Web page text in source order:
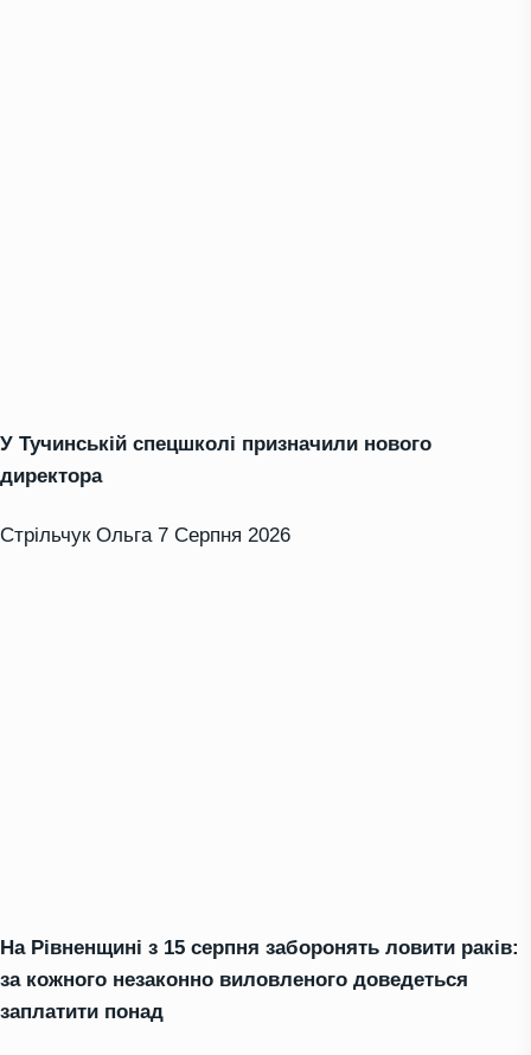
У Тучинській спецшколі призначили нового
директора
Стрільчук Ольга 7 Серпня 2026
На Рівненщині з 15 серпня заборонять ловити раків:
за кожного незаконно виловленого доведеться
заплатити понад